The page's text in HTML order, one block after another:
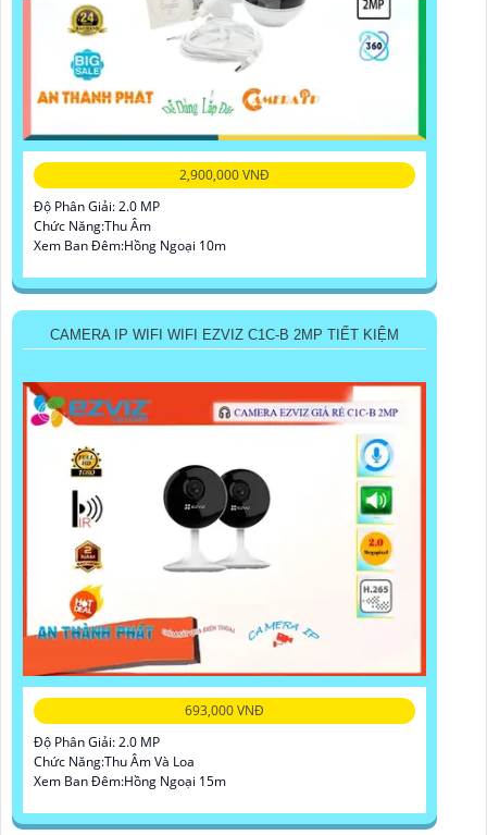
2,900,000 VNĐ
Độ Phân Giải: 2.0 MP
Chức Năng:Thu Âm
Xem Ban Đêm:Hồng Ngoại 10m
CAMERA IP WIFI WIFI EZVIZ C1C-B 2MP TIẾT KIỆM
693,000 VNĐ
Độ Phân Giải: 2.0 MP
Chức Năng:Thu Âm Và Loa
Xem Ban Đêm:Hồng Ngoại 15m